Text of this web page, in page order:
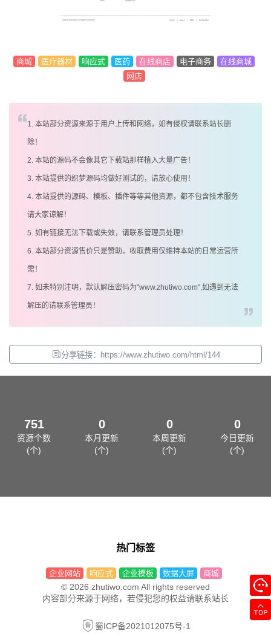
商城 医疗器材 响应式 医药 在线商店 电子商务
在线商城
网店
1. 本站部分资源来源于用户上传和网络，如有侵权请联系站长删
除！
2. 本站的源码不会像其它下载站那样植入大量广告！
3. 本站提供的织梦源码均做好测试的，请放心使用！
4. 本站提供的源码、模板、插件等等其他资源，都不包含技术服务
请大家谅解！
5. 如有链接无法下载或失效，请联系管理员处理！
6. 本站部分资源售价只是赞助，收取费用仅维持本站的日常运营所
需！
7. 如未特别注明，默认解压密码为"www.zhutiwo.com",如遇到无法
解压的请联系管理员！
分享链接：https://www.zhutiwo.com/html/144
751
资源个数
(个)
0
本月更新
(个)
0
本周更新
(个)
0
今日更新
(个)
热门标签
企业网站 响应式 企业模板 数据大屏 商城
© 2026 zhutiwo.com All rights reserved
内容部分来源于网络，若侵犯您的权益请联系站长
蜀ICP备2021012075号-1